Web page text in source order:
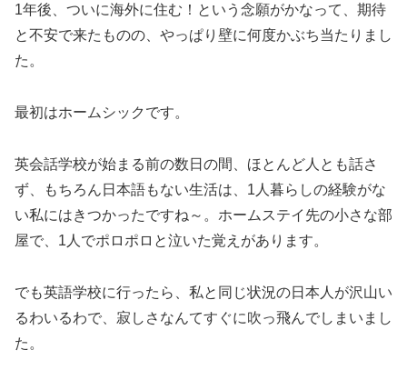
1年後、ついに海外に住む！という念願がかなって、期待
と不安で来たものの、やっぱり壁に何度かぶち当たりまし
た。
最初はホームシックです。
英会話学校が始まる前の数日の間、ほとんど人とも話さ
ず、もちろん日本語もない生活は、1人暮らしの経験がな
い私にはきつかったですね～。ホームステイ先の小さな部
屋で、1人でポロポロと泣いた覚えがあります。
でも英語学校に行ったら、私と同じ状況の日本人が沢山い
るわいるわで、寂しさなんてすぐに吹っ飛んでしまいまし
た。